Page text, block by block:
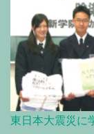
東日本大震災に